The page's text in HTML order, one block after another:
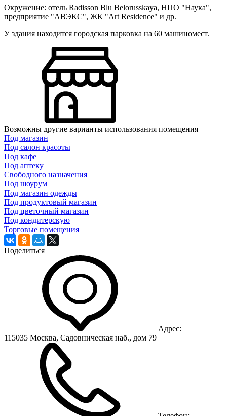
Окружение: отель Radisson Blu Belorusskaya, НПО "Наука",
предприятие "АВЭКС", ЖК "Art Residence" и др.
У здания находится городская парковка на 60 машиномест.
Возможны другие варианты использования помещения
Под магазин
Под салон красоты
Под кафе
Под аптеку
Свободного назначения
Под шоурум
Под магазин одежды
Под продуктовый магазин
Под цветочный магазин
Под кондитерскую
Торговые помещения
Поделиться
Адрес:
115035 Москва, Садовническая наб., дом 79